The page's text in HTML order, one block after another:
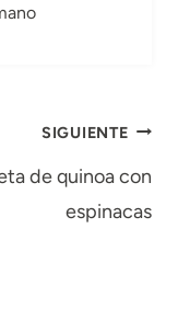
SIGUIENTE
de quinoa con
espinacas